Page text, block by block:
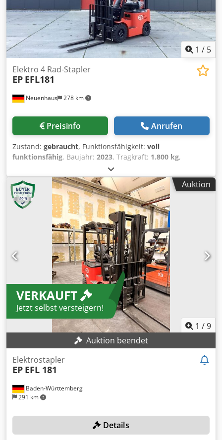
Tragkraft * 4540 kg Eigengewicht * inkl. Dokumente
1 / 5
Neuenhaus 278 km
Elektro 4 Rad-Stapler
EP EFL181
Preisinfo Anrufen
Zustand: gebraucht, Funktionsfähigkeit: voll
funktionsfähig, Baujahr: 2023, Tragkraft: 1.800 kg,
, Kraftstofftyp:
Triplex, Bauhöhe:2.150 mm, Gabellänge:1.149 mm,
Antriebsart:Elektro, Baubreite:1.080 mm , Elektro 4 Rad-
Stapler Lastschwerpunkt: 500 Masttyp: Triplex Zustand
Technisch: Neu Bereifung vorne Typ: Superelastik
Bereifung vorne Grösse: 6.5-10 Bereifung vorne Zustand:
80 - 100% Bereifung hinten Typ: Superelastik Bereifung
hinten Grösse: 5.00-8 Dsdpfx Aovgh D Eskpeck Bereifung
hinten Zustand: 80 - 100% Batterie Volt: 48V Batterie
Zustand: 80 - 100% Lastschutzgitter, Seitenschieber, 3.
Ventil, 4. Ventil, Arbeitsscheinwerfer vorn, Dachabdeckung,
Lastschutzgitter, Vollfreihub, CE Zertifikat, Safety Light, Bild
dient u. U. als Symboldarstellung Comfortsitz
Auktion
VERKAUFT
Jetzt selbst versteigern!
1 /9
Auktion beendet
Baden-Württemberg
291 km
Elektrostapler
EP EFL 181
Details